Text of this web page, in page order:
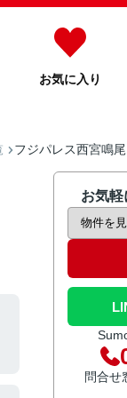
お気に入り
フジパレス西宮鳴
お気
問合せ